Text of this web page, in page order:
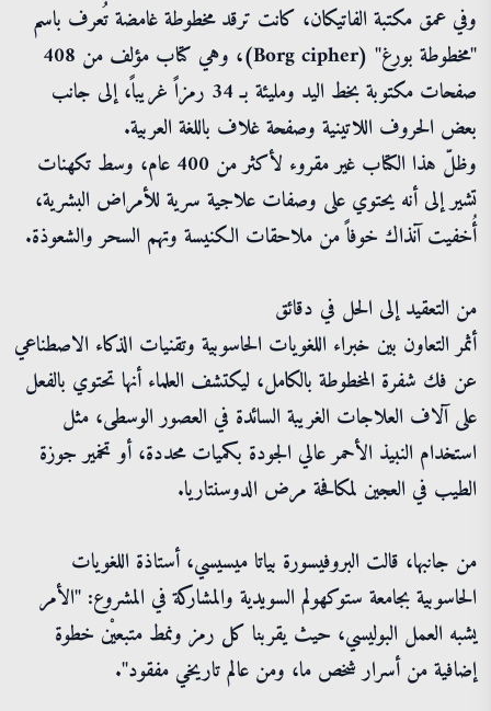
وفي عمق مكتبة الفاتيكان، كانت ترقد مخطوطة غامضة تُعرف باسم
"مخطوطة بورغ" (Borg cipher)، وهي كتاب مؤلف من 408
صفحات مكتوبة بخط اليد ومليئة بـ 34 رمزاً غريباً، إلى جانب
بعض الحروف اللاتينية وصفحة غلاف باللغة العربية.
وظلّ هذا الكتاب غير مقروء لأكثر من 400 عام، وسط تكهنات
تشير إلى أنه يحتوي على وصفات علاجية سرية للأمراض البشرية،
أُخفيت آنذاك خوفاً من ملاحقات الكنيسة وتهم السحر والشعوذة.
من التعقيد إلى الحل في دقائق
أثمر التعاون بين خبراء اللغويات الحاسوبية وتقنيات الذكاء الاصطناعي
عن فك شفرة المخطوطة بالكامل، ليكتشف العلماء أنها تحتوي بالفعل
على آلاف العلاجات الغريبة السائدة في العصور الوسطى، مثل
استخدام النبيذ الأحمر عالي الجودة بكميات محددة، أو تخمير جوزة
الطيب في العجين لمكافحة مرض الدوسنتاريا.
من جانبها، قالت البروفيسورة بياتا ميسيسي، أستاذة اللغويات
الحاسوبية بجامعة ستوكهولم السويدية والمشاركة في المشروع: "الأمر
يشبه العمل البوليسي، حيث يقربنا كل رمز ونمط متبعيْن خطوة
إضافية من أسرار شخص ما، ومن عالم تاريخي مفقود".